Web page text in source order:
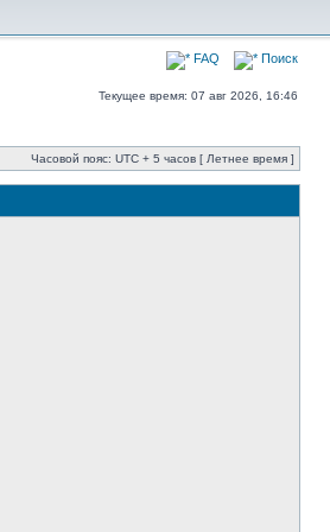
FAQ Поиск
Текущее время: 07 авг 2026, 16:46
Часовой пояс: UTC + 5 часов [ Летнее время ]